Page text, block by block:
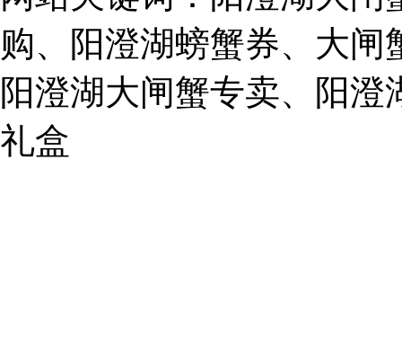
E-
mail:
859749344@qq.com
1019225591
购、阳澄湖螃蟹券、大
阳澄湖大闸蟹专卖、阳
礼盒